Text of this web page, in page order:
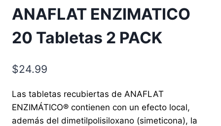
ANAFLAT ENZIMATICO
20 Tabletas 2 PACK
$24.99
Las tabletas recubiertas de ANAFLAT
ENZIMÁTICO® contienen con un efecto local,
además del dimetil­polisiloxano (simeticona), la